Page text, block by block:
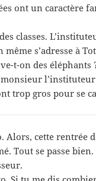
ont un caractère
classes.
s’adresse à
t-on des éléphants
trop gros pour se
cette rentrée
Tout se passe bien.